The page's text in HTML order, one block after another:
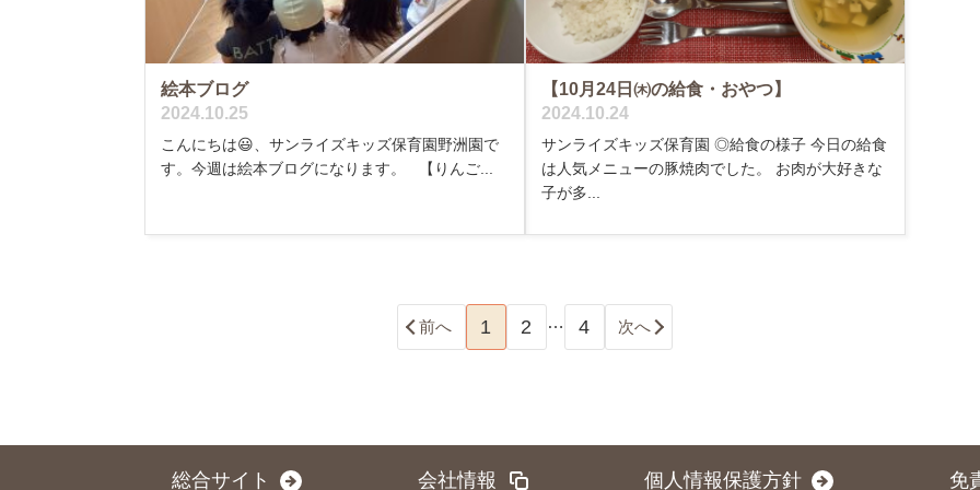
絵本ブログ
2024.10.25
こんにちは😃、サンライズキッズ保育園野洲園で
す。今週は絵本ブログになります。 【りんご...
【10月24日㈭の給食・おやつ】
2024.10.24
サンライズキッズ保育園 ◎給食の様子 今日の給食
は人気メニューの豚焼肉でした。 お肉が大好きな
子が多...
前へ 1 2 … 4 次へ
総合サイト 会社情報 個人情報保護方針 免